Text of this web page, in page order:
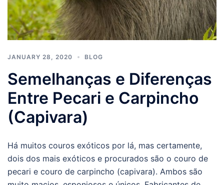
JANUARY 28, 2020 BLOG
Semelhanças e Diferenças
Entre Pecari e Carpincho
(Capivara)
Há muitos couros exóticos por lá, mas certamente,
dois dos mais exóticos e procurados são o couro de
pecari e couro de carpincho (capivara). Ambos são